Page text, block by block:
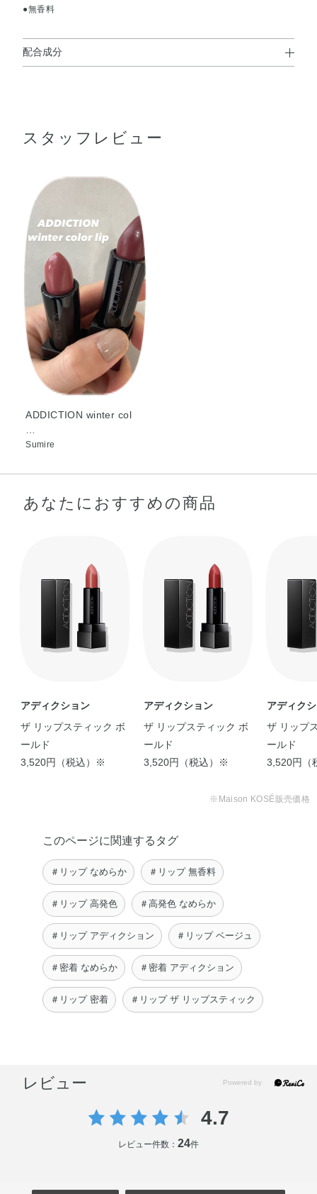
●無香料
配合成分
リマー・（エチレン／プロピレン）コポリマー・PET・イ
ル／ステアリル／ベヘニル）・合成ワックス・ラウロイル
グルタミン酸ジ（オクチルドデシル／フィトステリル／ベ
ヘニル）・キャンデリラロウ・アストロカリウムムルムル
種子脂・オリーブ果実油・カカオ脂・カニナバラ果実油・
ゴマ種子油・サフラワー油・シア脂・ジパルミチン酸アス
コルビル・トコフェロール・ハチミツ・ホホバ種子油・
BHT・（ビニルジメチコン／ラウリルジメチコン）クロス
ポリマー・ジイソステアリン酸ポリグリセリル－2・ジメ
チルシリル化シリカ・スクワラン・タルク・トリイソステ
アリン酸イソプロピルチタン・ハイドロゲンジメチコン・
ポリエチレン・レシチン・水酸化Al・炭酸Ca・フェノキシ
エタノール・酸化チタン・酸化鉄・硫酸Ba・黄4・黄5・赤
スタッフレビュー
ADDICTION winter col
Sumire
あなたにおすすめの商品
アディクション
ザ リップスティック ボ
ールド
3,520円（税込）※
アディクション
ザ リップスティック ボ
ールド
3,520円（税込）※
アディク
ザ リップ
ールド
3,520円（
※Maison KOSÉ販売価格
このページに関連するタグ
＃リップ なめらか ＃リップ 無香料
＃リップ 高発色 ＃高発色 なめらか
＃リップ アディクション ＃リップ ベージュ
＃密着 なめらか ＃密着 アディクション
＃リップ 密着 ＃リップ ザ リップスティック
レビュー
4.7
レビュー件数： 24件